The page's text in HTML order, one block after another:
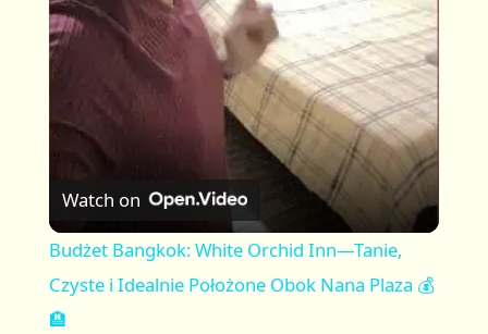
a
y
V
i
Watch on
Budżet Bangkok: White Orchid Inn—Tanie,
Czyste i Idealnie Położone Obok Nana Plaza 💰
🏨